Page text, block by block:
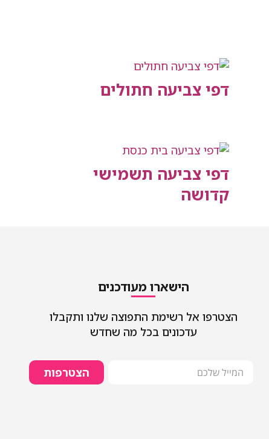
דפי צביעה חתולים
דפי צביעה תשמישי
קדושה
הישארו מעודכנים
הצטרפו אל רשימת התפוצה שלנו ותקבלו
עדכונים בכל מה שחדש
הצטרפות